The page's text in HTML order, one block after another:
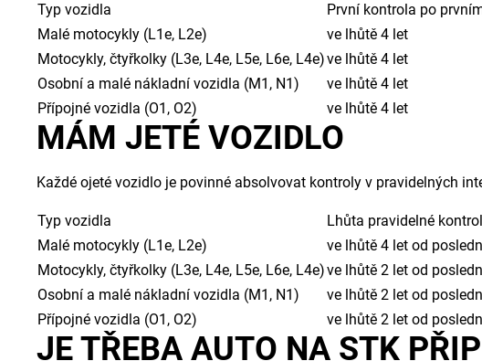
Typ vozidla
První kontrola po
Malé motocykly (L1e, L2e)
ve lhůtě 4 let
Motocykly, čtyřkolky (L3e, L4e, L5e, L6e, L4e)ve lhůtě 4 let
Osobní a malé nákladní vozidla (M1, N1)
ve lhůtě 4 let
Přípojné vozidla (O1, O2)
ve lhůtě 4 let
MÁM JETÉ VOZIDLO
Každé ojeté vozidlo je povinné absolvovat kontroly v pravidelných
Typ vozidla
Lhůta pravidelné
Malé motocykly (L1e, L2e)
ve lhůtě 4 let od
Motocykly, čtyřkolky (L3e, L4e, L5e, L6e, L4e)ve lhůtě 2 let od
Osobní a malé nákladní vozidla (M1, N1)
ve lhůtě 2 let od
Přípojné vozidla (O1, O2)
ve lhůtě 2 let od
JE TŘEBA AUTO NA STK